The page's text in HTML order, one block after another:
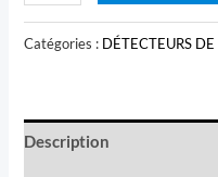
initial
de
MANTICORE
Catégories : DÉTECTEURS
Description